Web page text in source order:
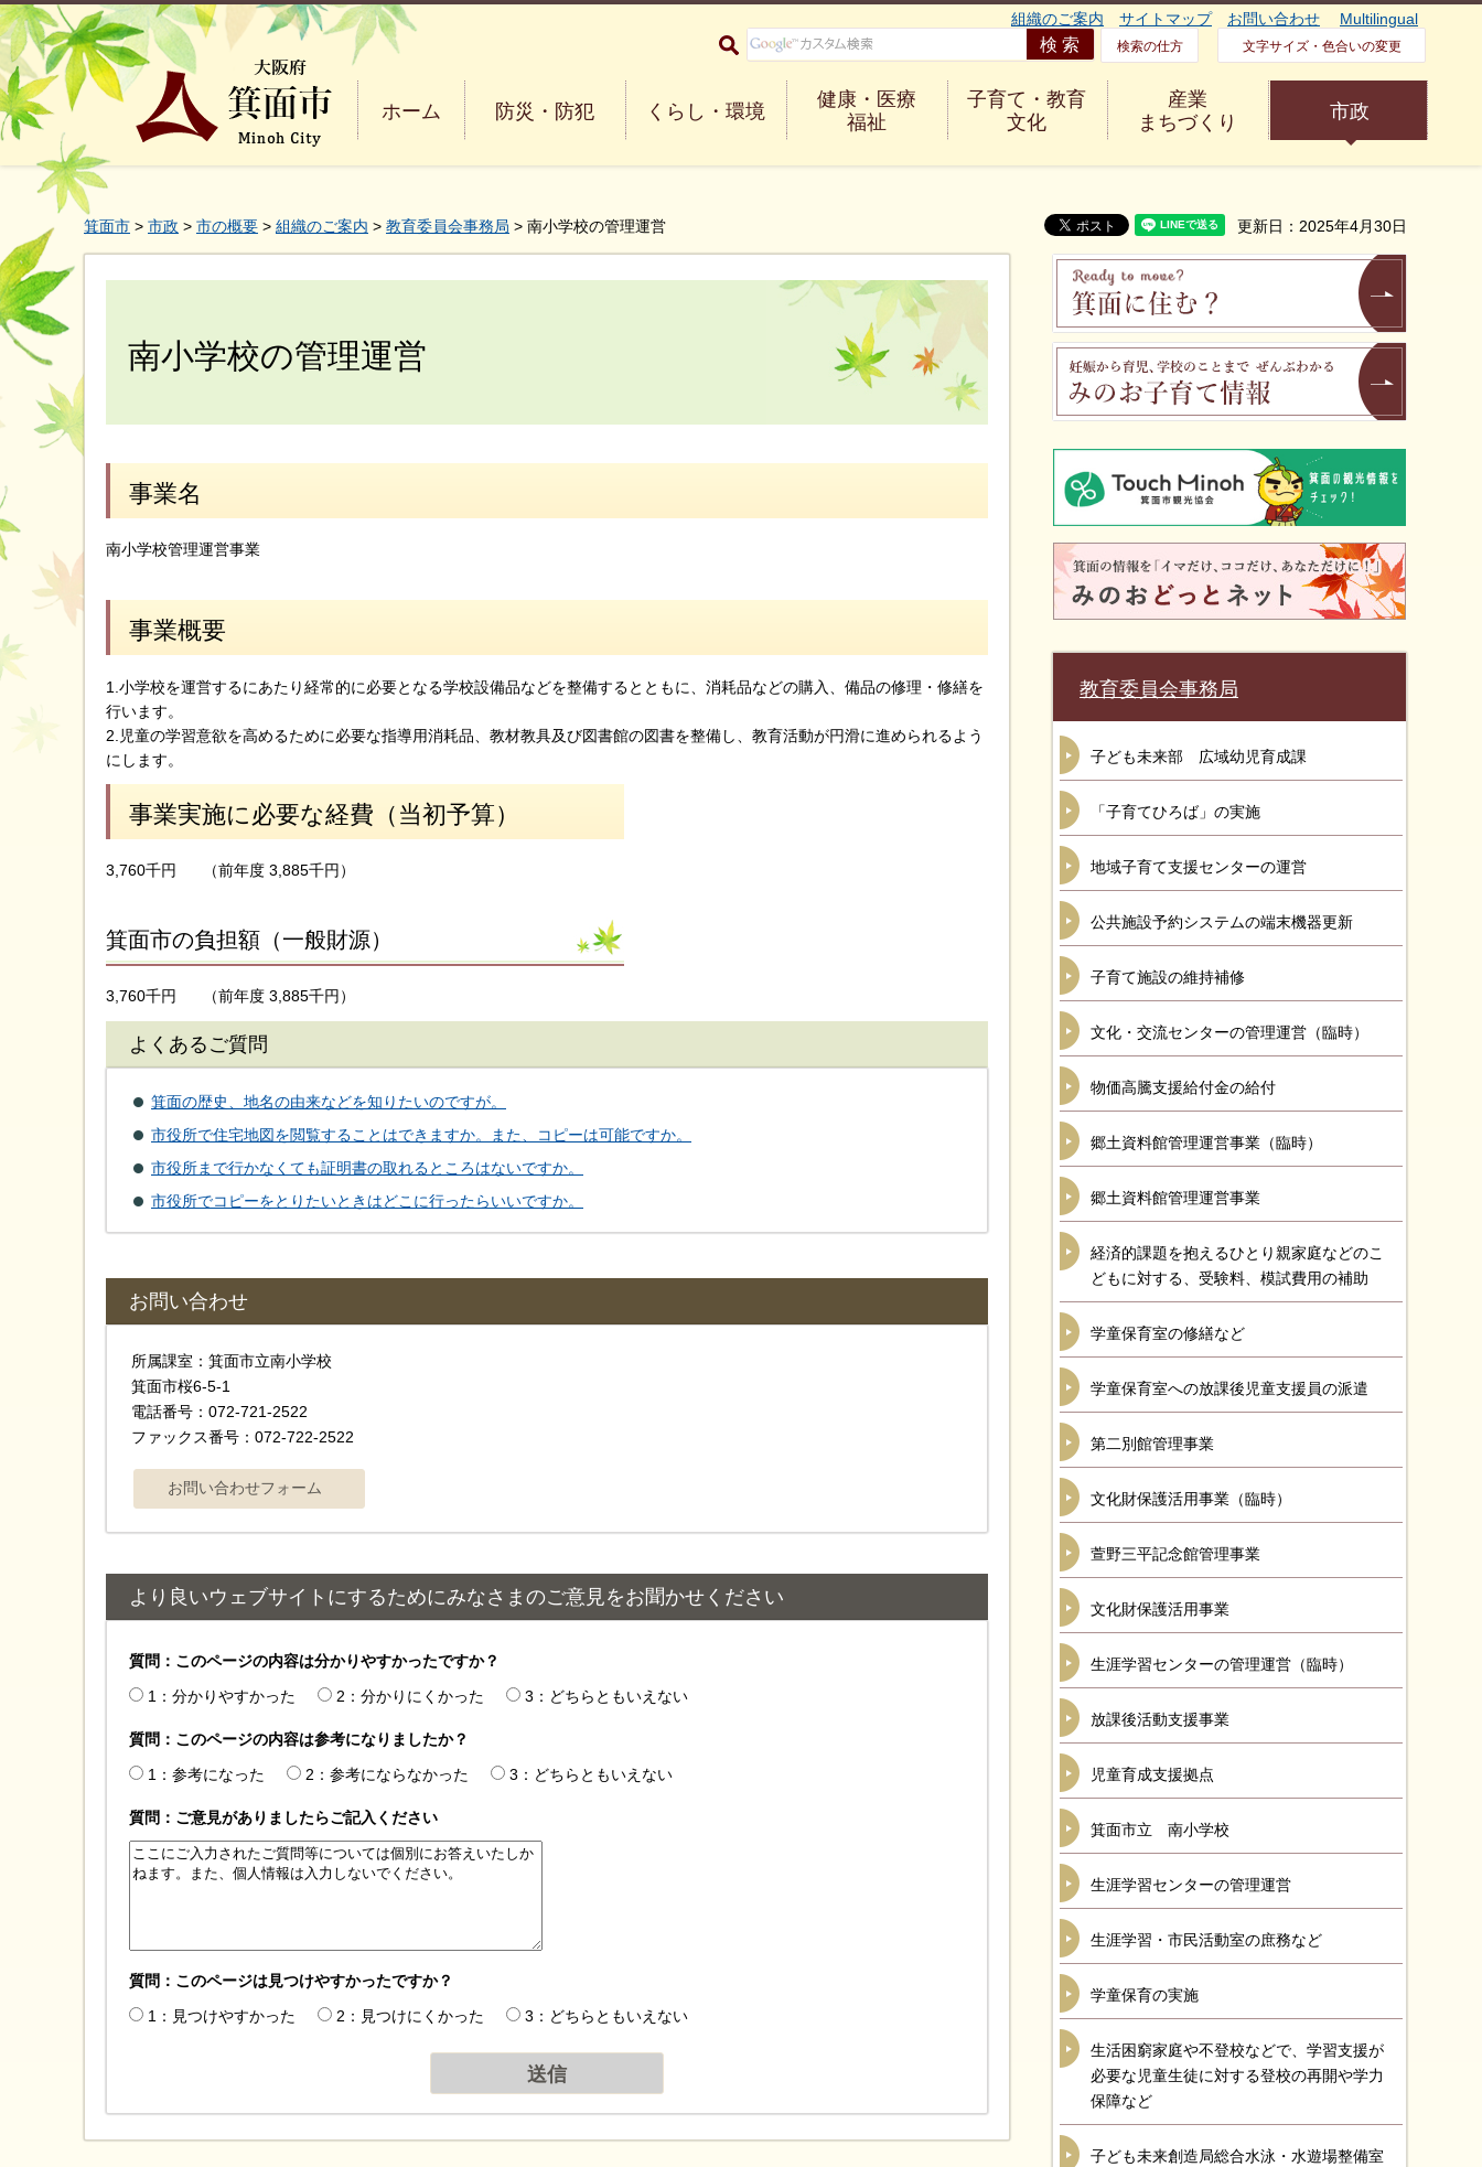
大阪府箕面市 Minoh City
組織のご案内 サイトマップ お問い合わせ Multilingual
検索の仕方 文字サイズ・色合いの変更
ホーム 防災・防犯 くらし・環境
健康・医療
福祉
子育て・教育
文化
産業
まちづくり
市政
箕面市 > 市政 > 市の概要 > 組織のご案内 > 教育委員会事務局 > 南小学校の管理運営 更新日：2025年4月30日
南小学校の管理運営
事業名
南小学校管理運営事業
事業概要
1.小学校を運営するにあたり経常的に必要となる学校設備品などを整備するとともに、消耗品などの購入、備品の修理・修繕を
行います。
2.児童の学習意欲を高めるために必要な指導用消耗品、教材教具及び図書館の図書を整備し、教育活動が円滑に進められるよう
にします。
事業実施に必要な経費（当初予算）
3,760千円 （前年度 3,885千円）
箕面市の負担額（一般財源）
3,760千円 （前年度 3,885千円）
よくあるご質問
箕面の歴史、地名の由来などを知りたいのですが。
市役所で住宅地図を閲覧することはできますか。また、コピーは可能ですか。
市役所まで行かなくても証明書の取れるところはないですか。
市役所でコピーをとりたいときはどこに行ったらいいですか。
お問い合わせ
所属課室：箕面市立南小学校
箕面市桜6-5-1
電話番号：072-721-2522
ファックス番号：072-722-2522
より良いウェブサイトにするためにみなさまのご意見をお聞かせください
質問：このページの内容は分かりやすかったですか？
1：分かりやすかった
2：分かりにくかった 3：どちらともいえない
質問：このページの内容は参考になりましたか？
1：参考になった
2：参考にならなかった 3：どちらともいえない
質問：ご意見がありましたらご記入ください
質問：このページは見つけやすかったですか？
1：見つけやすかった
2：見つけにくかった 3：どちらともいえない
教育委員会事務局
子ども未来部 広域幼児育成課
「子育てひろば」の実施
地域子育て支援センターの運営
公共施設予約システムの端末機器更新
子育て施設の維持補修
文化・交流センターの管理運営（臨時）
物価高騰支援給付金の給付
郷土資料館管理運営事業（臨時）
郷土資料館管理運営事業
経済的課題を抱えるひとり親家庭などのこ
どもに対する、受験料、模試費用の補助
学童保育室の修繕など
学童保育室への放課後児童支援員の派遣
第二別館管理事業
文化財保護活用事業（臨時）
萱野三平記念館管理事業
文化財保護活用事業
生涯学習センターの管理運営（臨時）
放課後活動支援事業
児童育成支援拠点
箕面市立 南小学校
生涯学習センターの管理運営
生涯学習・市民活動室の庶務など
学童保育の実施
生活困窮家庭や不登校などで、学習支援が
必要な児童生徒に対する登校の再開や学力
保障など
子ども未来創造局総合水泳・水遊場整備室